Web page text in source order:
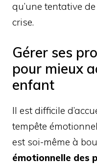
qu’une tentative
crise.
Gérer ses
pour mieux
enfant
Il est difficile
tempête
est soi-même à
émotionnelle des